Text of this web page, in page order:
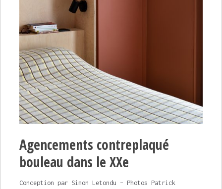
Agencements contreplaqué
bouleau dans le XXe
Conception par Simon Letondu – Photos Patrick